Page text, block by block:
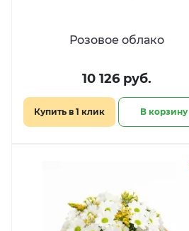
Розовое облако
10 126 руб.
Купить в 1 клик В корзину